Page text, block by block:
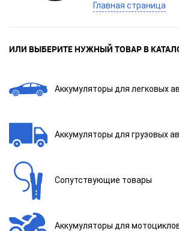
Главная страница
ИЛИ ВЫБЕРИТЕ НУЖНЫЙ ТОВАР В
Аккумуляторы для легковых
Аккумуляторы для грузовых
Сопутствующие товары
Аккумуляторы для